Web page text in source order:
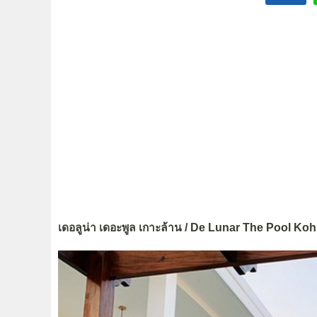
เดอลูน่า เดอะพูล เกาะล้าน / De Lunar The Pool